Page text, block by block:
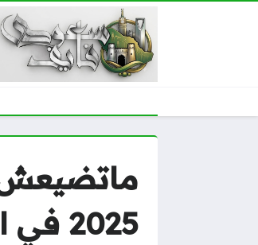
2025 في العيد وأهم مزايا PUBG Mobile